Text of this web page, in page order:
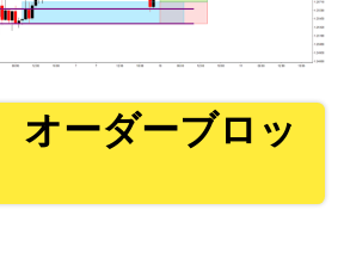
オーダーブロッ